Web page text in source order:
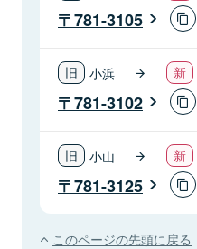
781-3105
小浜
781-3102
小山
781-3125
このページの先頭に戻る